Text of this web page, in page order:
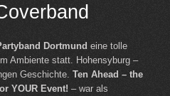
Dortmund eine tolle
Ambiente statt. Hohensyburg –
Geschichte. Ten Ahead – the
YOUR Event! – war als